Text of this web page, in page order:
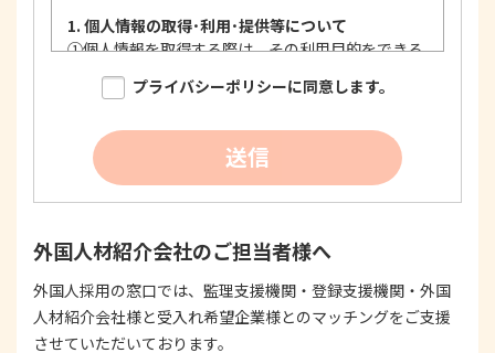
1. 個人情報の取得･利用･提供等について
①個人情報を取得する際は、その利用目的をできる
限り明確に特定し、その目的達成に必要な限度に
おいて適法かつ公正な手段を用い、同意を得て取
個人情報を利用する際は、本人に明示、通知、ま
たは公表した利用目的の範囲内に限定し、それに
反する目的外利用を行なわないための措置を講じ
する際は、本人が同意を与えた利用目的の範囲内
で、適法にこれを行います。
2. 安全対策の実施について
個人情報の正確性およびその利用の安全性を確保す
プライバシーポリシーに同意します。
送信
外国人材紹介会社のご担当者様へ
外国人採用の窓口では、監理支援機関・登録支援機関・外国
人材紹介会社様と受入れ希望企業様とのマッチングをご支援
させていただいております。